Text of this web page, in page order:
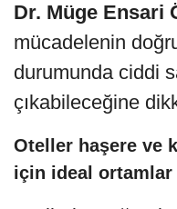
Dr. Müge Ensari
mücadelenin
durumunda ciddi
çıkabileceğine
Oteller haşere ve
için ideal